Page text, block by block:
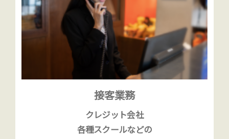
接客業務
クレジット会社
各種スクールなどの